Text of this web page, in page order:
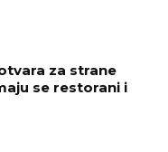
za strane
se restorani i